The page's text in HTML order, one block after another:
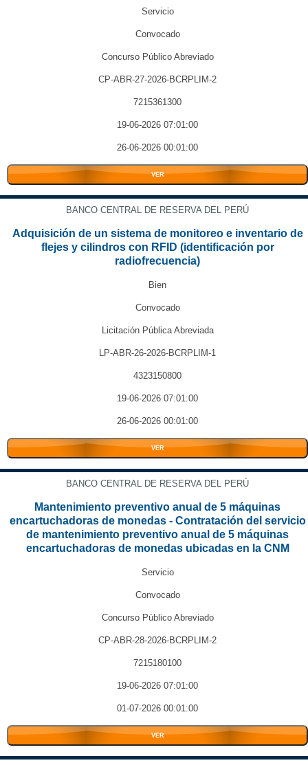
Servicio
Convocado
Concurso Público Abreviado
CP-ABR-27-2026-BCRPLIM-2
7215361300
19-06-2026 07:01:00
26-06-2026 00:01:00
VER
BANCO CENTRAL DE RESERVA DEL PERÚ
Adquisición de un sistema de monitoreo e inventario de
flejes y cilindros con RFID (identificación por
radiofrecuencia)
Bien
Convocado
Licitación Pública Abreviada
LP-ABR-26-2026-BCRPLIM-1
4323150800
19-06-2026 07:01:00
26-06-2026 00:01:00
VER
BANCO CENTRAL DE RESERVA DEL PERÚ
Mantenimiento preventivo anual de 5 máquinas
encartuchadoras de monedas - Contratación del servicio
de mantenimiento preventivo anual de 5 máquinas
encartuchadoras de monedas ubicadas en la CNM
Servicio
Convocado
Concurso Público Abreviado
CP-ABR-28-2026-BCRPLIM-2
7215180100
19-06-2026 07:01:00
01-07-2026 00:01:00
VER